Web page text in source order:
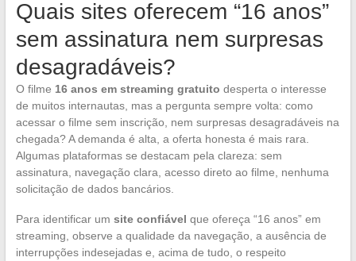
Quais sites oferecem “16 anos”
sem assinatura nem surpresas
desagradáveis?
O filme 16 anos em streaming gratuito desperta o interesse
de muitos internautas, mas a pergunta sempre volta: como
acessar o filme sem inscrição, nem surpresas desagradáveis na
chegada? A demanda é alta, a oferta honesta é mais rara.
Algumas plataformas se destacam pela clareza: sem
assinatura, navegação clara, acesso direto ao filme, nenhuma
solicitação de dados bancários.
Para identificar um site confiável que ofereça “16 anos” em
streaming, observe a qualidade da navegação, a ausência de
interrupções indesejadas e, acima de tudo, o respeito